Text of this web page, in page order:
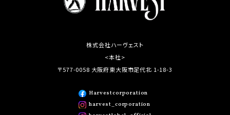
株式会社ハーヴェスト
<本社>
〒577-0058 大阪府東大阪市足代北 1-18-3
Harvestcorporation
harvest_corporation